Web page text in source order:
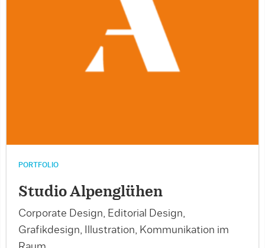
PORTFOLIO
Studio Alpenglühen
Corporate Design, Editorial Design,
Grafikdesign, Illustration, Kommunikation im